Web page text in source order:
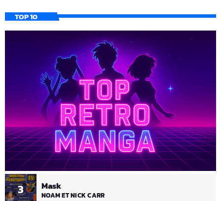
TOP 10
3 Mask
NOAM ET NICK CARR